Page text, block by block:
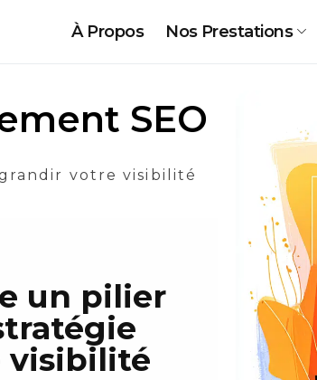
À Propos Nos Prestations
SEO
votre visibilité
un pilier
visibilité